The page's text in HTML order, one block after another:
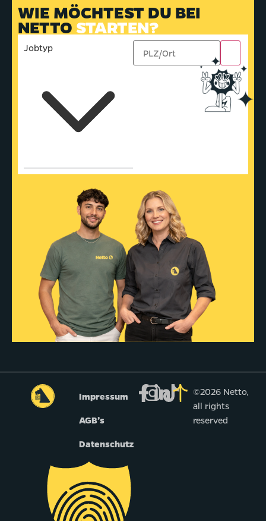
WIE MÖCHTEST DU BEI
NETTOSTARTEN?
Jobtyp
©2026 Netto,
all rights
reserved
Impressum
AGB’s
Datenschutz